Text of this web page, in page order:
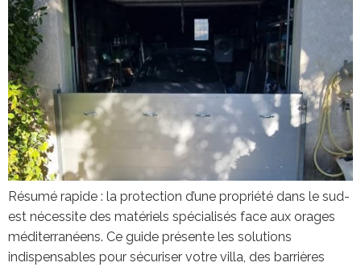
Résumé rapide : la protection d’une propriété dans le sud-
est nécessite des matériels spécialisés face aux orages
méditerranéens. Ce guide présente les solutions
indispensables pour sécuriser votre villa, des barrières